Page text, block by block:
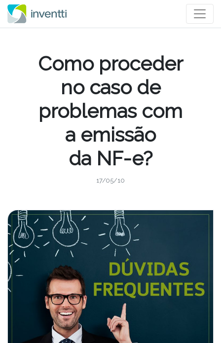
Como proceder
no caso de
problemas com
a emissão
da NF-e?
17/05/10